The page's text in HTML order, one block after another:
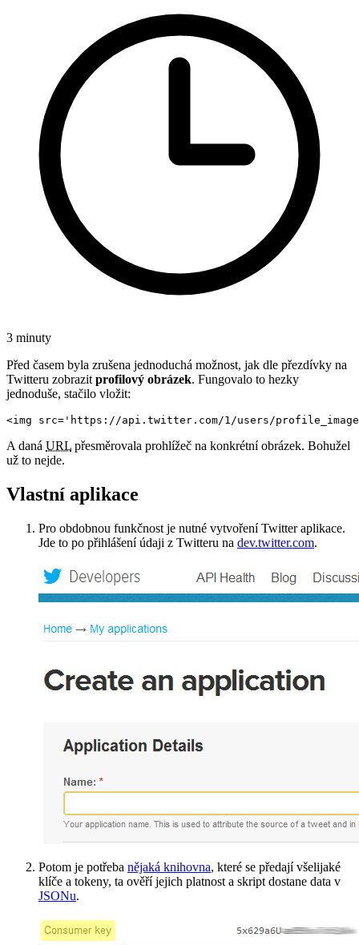
3 minuty
Před časem byla zrušena jednoduchá možnost, jak dle přezdívky na
Twitteru zobrazit profilový obrázek. Fungovalo to hezky
jednoduše, stačilo vložit:
<img src='https://api.twitter.com/1/users/
A daná URL přesměrovala prohlížeč na konkrétní obrázek. Bohužel
už to nejde.
Vlastní aplikace
Pro obdobnou funkčnost je nutné vytvoření Twitter aplikace.
Jde to po přihlášení údaji z Twitteru na dev.twitter.com.
Potom je potřeba nějaká knihovna, které se předají všelijaké
klíče a tokeny, ta ověří jejich platnost a skript dostane data v
JSONu.